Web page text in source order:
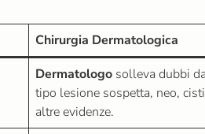
Chirurgia Dermatologica
Dermatologo solleva dubbi
tipo lesione sospetta, neo,
altre evidenze.